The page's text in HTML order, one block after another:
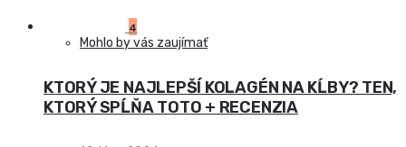
4
Mohlo by vás zaujímať
KTORÝ JE NAJLEPŠÍ KOLAGÉN NA KĹBY? TEN,
KTORÝ SPĹŇA TOTO + RECENZIA